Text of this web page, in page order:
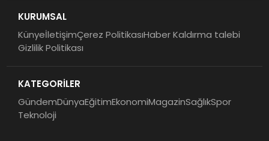
KURUMSAL
KünyeİletişimÇerez PolitikasıHaber Kaldırma talebi
Gizlilik Politikası
KATEGORİLER
GündemDünyaEğitimEkonomiMagazinSağlıkSpor
Teknoloji